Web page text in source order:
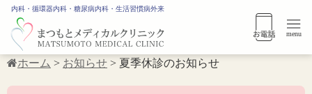
内科・循環器内科・糖尿病内科・生活習慣病外来
menu
ホーム > お知らせ > 夏季休診のお知らせ